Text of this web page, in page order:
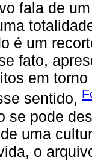
fala de
é um
fato,
em
sentido,
se pode
uma
o